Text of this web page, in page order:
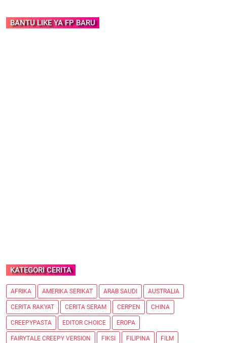
BANTU LIKE YA FP BARU
KATEGORI CERITA
AFRIKA AMERIKA SERIKAT ARAB SAUDI AUSTRALIA
CERITA RAKYAT CERITA SERAM CERPEN CHINA
CREEPYPASTA EDITOR CHOICE EROPA
FAIRYTALE CREEPY VERSION FIKSI FILIPINA FILM